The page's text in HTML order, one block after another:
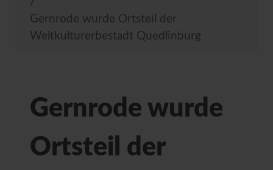
Gernrode wurde Ortsteil der
Weltkulturerbestadt Quedlinburg
Gernrode wurde
Ortsteil der